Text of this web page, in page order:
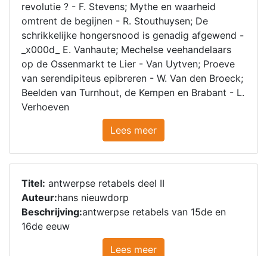
revolutie ? - F. Stevens; Mythe en waarheid
omtrent de begijnen - R. Stouthuysen; De
schrikkelijke hongersnood is genadig afgewend -
_x000d_ E. Vanhaute; Mechelse veehandelaars
op de Ossenmarkt te Lier - Van Uytven; Proeve
van serendipiteus epibreren - W. Van den Broeck;
Beelden van Turnhout, de Kempen en Brabant - L.
Verhoeven
Lees meer
Titel: antwerpse retabels deel II
Auteur:hans nieuwdorp
Beschrijving:antwerpse retabels van 15de en
16de eeuw
Lees meer